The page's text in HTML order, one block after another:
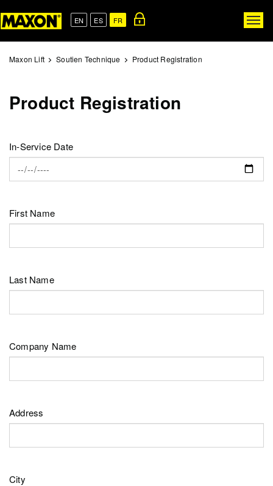
to
EN ES FR
Maxon Lift Soutien Technique Product Registration
Product Registration
In-Service Date
First Name
Last Name
Company Name
Address
City